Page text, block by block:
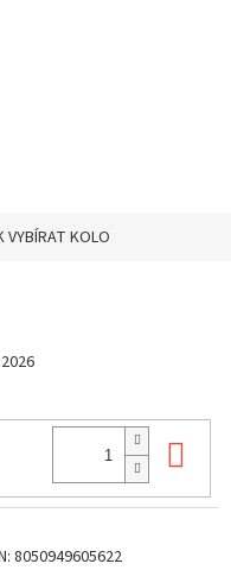
VYBÍRAT KOLO
8050949605622